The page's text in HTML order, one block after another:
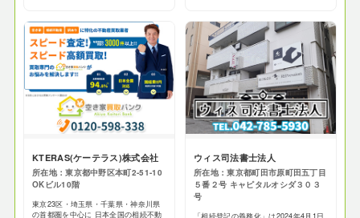
KTERAS(ケーテラス)株式会社
所在地：東京都中野区本町2-51-10
OKビル10階
東京23区・埼玉県・千葉県・神奈川県
の首都圏を中心に 日本全国の相続不動
ウィス司法書士法人
所在地：東京都町田市原町田五丁目
５番２号 キャピタルオシダ３０３
号